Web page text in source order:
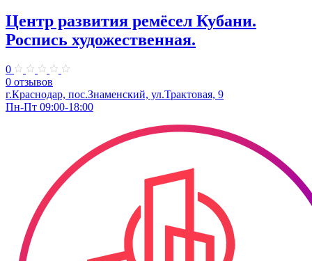
Центр развития ремёсел Кубани.
Роспись художественная.
0
0 отзывов
г.Краснодар, пос.Знаменский, ул.Трактовая, 9
Пн-Пт 09:00-18:00